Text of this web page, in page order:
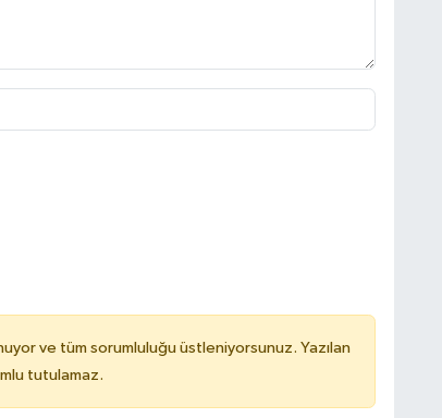
ve tüm sorumluluğu üstleniyorsunuz. Yazılan
tutulamaz.